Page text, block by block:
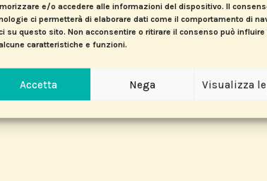
e/o accedere alle informazioni del dispositivo. Il
ci permetterà di elaborare dati come il comportamento di
su questo sito. Non acconsentire o ritirare il consenso può
caratteristiche e funzioni.
Accetta Nega Visualizza